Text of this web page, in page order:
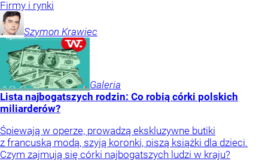
Firmy i rynki
Szymon Krawiec
Galeria
Lista najbogatszych rodzin: Co robią córki polskich
miliarderów?
Śpiewają w operze, prowadzą ekskluzywne butiki
z francuską modą, szyją koronki, piszą książki dla dzieci.
Czym zajmują się córki najbogatszych ludzi w kraju?